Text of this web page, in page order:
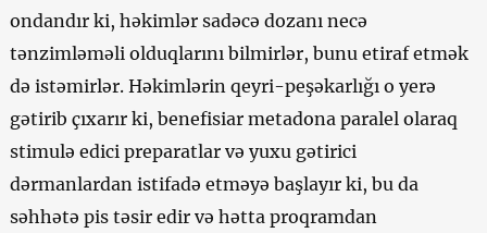
ondandır ki, həkimlər sadəcə dozanı necə
tənzimləməli olduqlarını bilmirlər, bunu etiraf etmək
də istəmirlər. Həkimlərin qeyri-peşəkarlığı o yerə
gətirib çıxarır ki, benefisiar metadona paralel olaraq
stimulə edici preparatlar və yuxu gətirici
dərmanlardan istifadə etməyə başlayır ki, bu da
səhhətə pis təsir edir və hətta proqramdan